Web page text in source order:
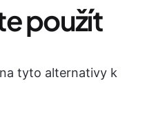
použít
tyto alternativy k